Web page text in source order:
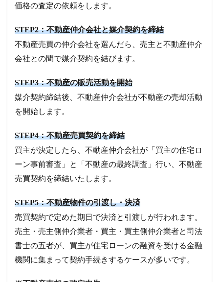
価格の査定の依頼をします。
STEP2：不動産仲介会社と媒介契約を締結
不動産売買の仲介会社を選んだら、売主と不動産仲介
会社との間で媒介契約を結びます。
STEP3：不動産の販売活動を開始
媒介契約締結後、不動産仲介会社が不動産の売却活動
を開始します。
STEP4：不動産売買契約を締結
買主が決定したら、不動産仲介会社が「買主の住宅ロ
ーン事前審査」と「不動産の最終調査」行い、不動産
売買契約を締結いたします。
STEP5：不動産物件の引渡し・決済
売買契約で定めた期日で決済と引渡しが行われます。
売主・売主側仲介業者・買主・買主側仲介業者と司法
書士の五者が、買主が住宅ローンの融資を受ける金融
機関に集まって契約手続きするケースが多いです。